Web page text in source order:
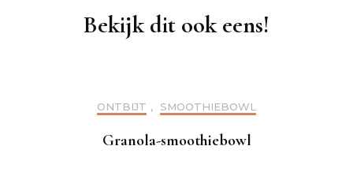
NavigationBekijk dit ook eens!
ONTBIJT , SMOOTHIEBOWL
Granola-smoothiebowl